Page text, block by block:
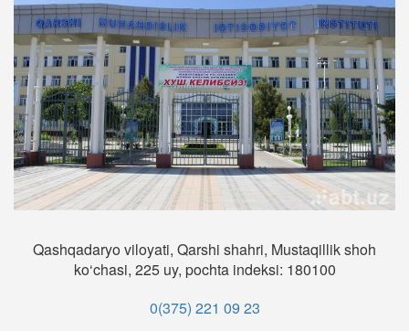
Qashqadaryo viloyati, Qarshi shahri, Mustaqillik shoh
ko‘chasi, 225 uy, pochta indeksi: 180100
0(375) 221 09 23